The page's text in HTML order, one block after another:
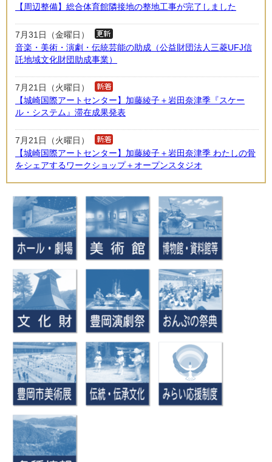
【周辺整備】総合体育館隣接地の整地工事が完了しました
7月31日（金曜日）
音楽・美術・演劇・伝統芸能の助成（公益財団法人三菱UFJ信
託地域文化財団助成事業）
7月21日（火曜日）
【城崎国際アートセンター】加藤綾子＋岩田奈津季『スケー
ル・システム』滞在成果発表
7月21日（火曜日）
【城崎国際アートセンター】加藤綾子＋岩田奈津季 わたしの骨
をシェアするワークショップ＋オープンスタジオ